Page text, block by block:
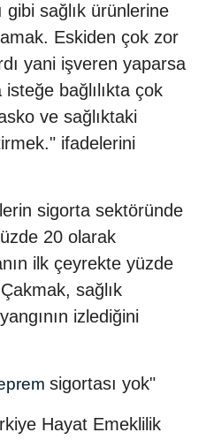
gibi sağlık ürünlerine
Eskiden çok zor
yani işveren yaparsa
bağlılıkta çok
ve sağlıktaki
ifadelerini
sigorta sektöründe
20 olarak
ilk çeyrekte yüzde
sağlık
izlediğini
sigortası yok"
Hayat Emeklilik